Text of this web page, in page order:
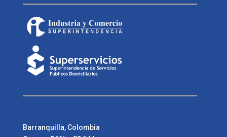
Barranquilla, Colombia